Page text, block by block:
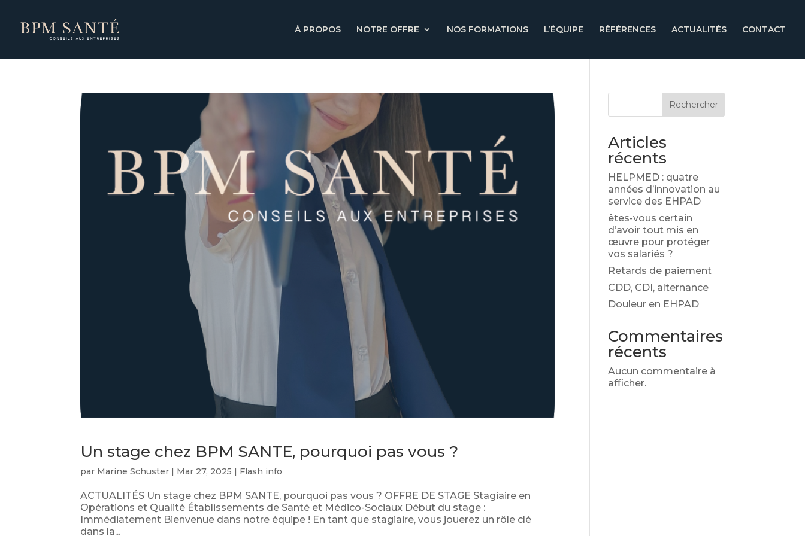
À PROPOS NOTRE OFFRE NOS FORMATIONS L’ÉQUIPE RÉFÉRENCES ACTUALITÉS CONTACT
Un stage chez BPM SANTE, pourquoi pas vous ?
par Marine Schuster | Mar 27, 2025 | Flash info
ACTUALITÉS Un stage chez BPM SANTE, pourquoi pas vous ? OFFRE DE STAGE Stagiaire en
Opérations et Qualité Établissements de Santé et Médico-Sociaux Début du stage :
Immédiatement Bienvenue dans notre équipe ! En tant que stagiaire, vous jouerez un rôle clé
dans la...
Rechercher
Articles
récents
HELPMED : quatre
années d’innovation au
service des EHPAD
êtes-vous certain
d’avoir tout mis en
œuvre pour protéger
vos salariés ?
Retards de paiement
CDD, CDI, alternance
Douleur en EHPAD
Commentaires
récents
Aucun commentaire à
afficher.